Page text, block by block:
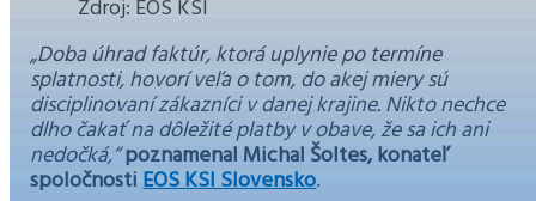
Zdroj: EOS KSI
„Doba úhrad faktúr, ktorá uplynie po termíne
splatnosti, hovorí veľa o tom, do akej miery sú
disciplinovaní zákazníci v danej krajine. Nikto nechce
dlho čakať na dôležité platby v obave, že sa ich ani
nedočká,“poznamenal Michal Šoltes, konateľ
spoločnostiEOS KSI Slovensko.